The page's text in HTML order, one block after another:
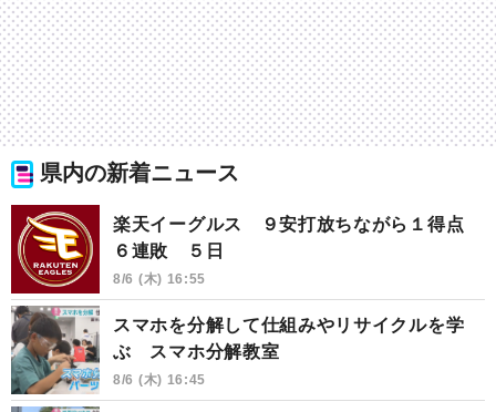
県内の新着ニュース
楽天イーグルス ９安打放ちながら１得点
６連敗 ５日
8/6 (木) 16:55
スマホを分解して仕組みやリサイクルを学
ぶ スマホ分解教室
8/6 (木) 16:45